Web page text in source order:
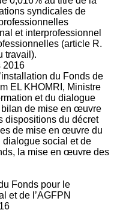
syndicales de
et interprofessionnel
(article R.
travail).
2016
du Fonds de
EL KHOMRI, Ministre
et du dialogue
de mise en œuvre
dispositions du décret
de mise en œuvre du
dialogue social et de
la mise en œuvre des
Fonds pour le
et de l’AGFPN